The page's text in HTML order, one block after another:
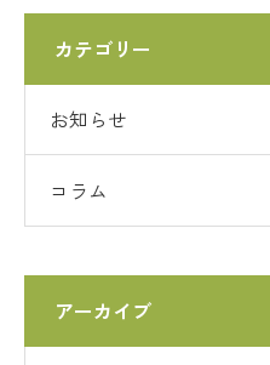
カテゴリー
お知らせ
コラム
アーカイブ